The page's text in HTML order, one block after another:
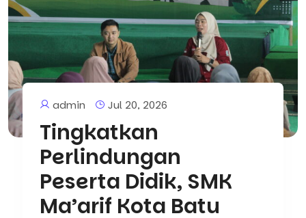
admin Jul 20, 2026
Tingkatkan
Perlindungan
Peserta Didik, SMK
Ma’arif Kota Batu